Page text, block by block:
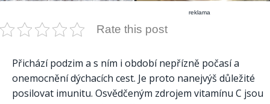
reklama
Rate this post
Přichází podzim a s ním i období nepřízně počasí a
onemocnění dýchacích cest. Je proto nanejvýš důležité
posilovat imunitu. Osvědčeným zdrojem vitamínu C jsou